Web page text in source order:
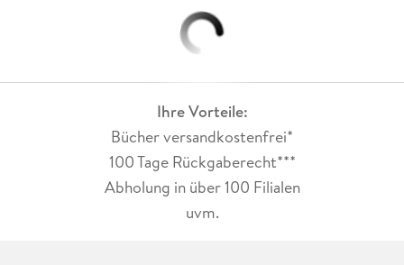
Ihre Vorteile:
Bücher versandkostenfrei*
100 Tage Rückgaberecht***
Abholung in über 100 Filialen
uvm.